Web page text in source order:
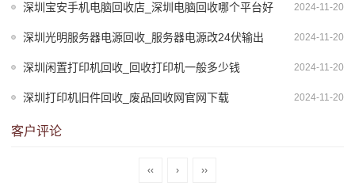
2024-11-20
深圳宝安手机电脑回收店_深圳电脑回收哪个平台好
2024-11-20
深圳光明服务器电源回收_服务器电源改24伏输出
2024-11-20
深圳闲置打印机回收_回收打印机一般多少钱
2024-11-20
深圳打印机旧件回收_废品回收网官网下载
客户评论
‹‹ › ››